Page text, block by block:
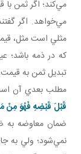
مي‌کند؛ اگر ثمن
مي‌خواهد. اگر
مثلي است مثل،
که در ذمه باشد؛
تبديل ثمن به
مطلب بعدي آن
قَبْلَ قَبْضِهِ فَهُوَ مِنْ
ضمان معاوضه به
نمي‌شود؛ ولي به